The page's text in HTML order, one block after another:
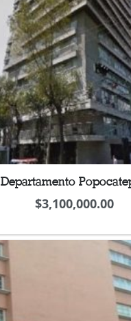
Departamento
$3,100,000.00